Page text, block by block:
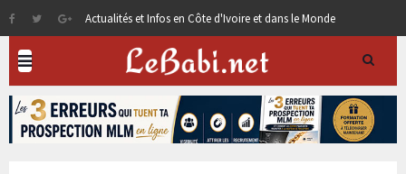
Actualités et Infos en Côte d'Ivoire et dans le Monde